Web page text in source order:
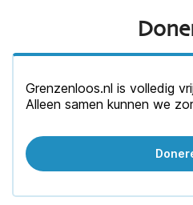
Grenzenloos.nl is volledig
Alleen samen kunnen we